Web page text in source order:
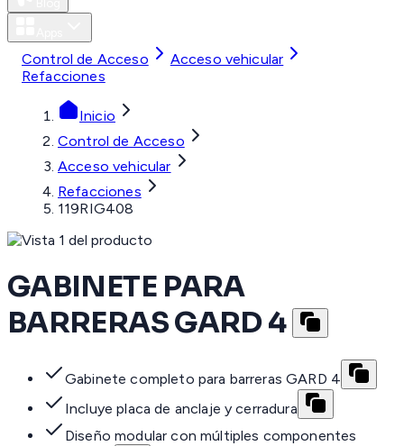
Control de Acceso
Acceso vehicular
Refacciones
Inicio
Control de Acceso
Acceso vehicular
Refacciones
119RIG408
GABINETE PARA
BARRERAS GARD 4
Gabinete completo para barreras GARD 4
Incluye placa de anclaje y cerradura
Diseño modular con múltiples componentes